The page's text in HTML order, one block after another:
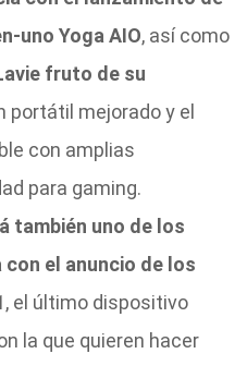
uno Yoga AIO, así como
fruto de su
portátil mejorado y el
con amplias
para gaming.
también uno de los
el anuncio de los
, el último dispositivo
la que quieren hacer